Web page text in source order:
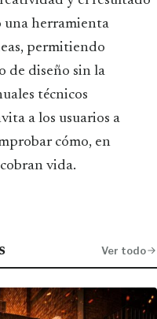
una herramienta
permitiendo
de diseño sin la
técnicos
a los usuarios a
cómo, en
vida.
Ver todo